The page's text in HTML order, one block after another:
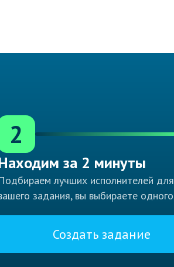
2
за 2 минуты
лучших исполнителей для
задания, вы выбираете одного
Создать задание